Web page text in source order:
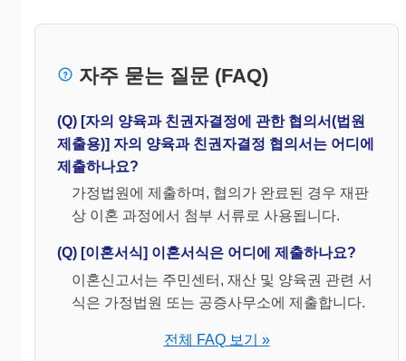
자주 묻는 질문 (FAQ)
(Q) [자의 양육과 친권자결정에 관한 협의서(법원
제출용)] 자의 양육과 친권자결정 협의서는 어디에
제출하나요?
가정법원에 제출하며, 협의가 완료된 경우 재판
상 이혼 과정에서 첨부 서류로 사용됩니다.
(Q) [이혼서식] 이혼서식은 어디에 제출하나요?
이혼신고서는 주민센터, 재산 및 양육권 관련 서
식은 가정법원 또는 공증사무소에 제출합니다.
전체 FAQ 보기 »